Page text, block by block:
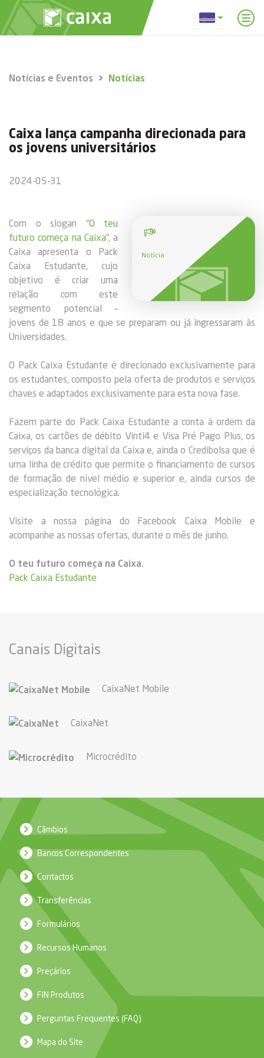
Notícias e Eventos Notícias
Caixa lança campanha direcionada para
os jovens universitários
2024-05-31
Notícia
Com o slogan “O teu
futuro começa na Caixa”, a
Caixa apresenta o Pack
Caixa Estudante, cujo
objetivo é criar uma
relação com este
segmento potencial –
jovens de 18 anos e que se preparam ou já ingressaram às
Universidades.
O Pack Caixa Estudante é direcionado exclusivamente para
os estudantes, composto pela oferta de produtos e serviços
chaves e adaptados exclusivamente para esta nova fase.
Fazem parte do Pack Caixa Estudante a conta à ordem da
Caixa, os cartões de débito Vinti4 e Visa Pré Pago Plus, os
serviços da banca digital da Caixa e, ainda o Credibolsa que é
uma linha de crédito que permite o financiamento de cursos
de formação de nível médio e superior e, ainda cursos de
especialização tecnológica.
Visite a nossa página do Facebook Caixa Mobile e
acompanhe as nossas ofertas, durante o mês de junho.
O teu futuro começa na Caixa.
Pack Caixa Estudante
Canais Digitais
CaixaNet Mobile
CaixaNet
Microcrédito
Câmbios
Bancos Correspondentes
Contactos
Transferências
Formulários
Recursos Humanos
Preçários
FIN Produtos
Perguntas Frequentes (FAQ)
Mapa do Site